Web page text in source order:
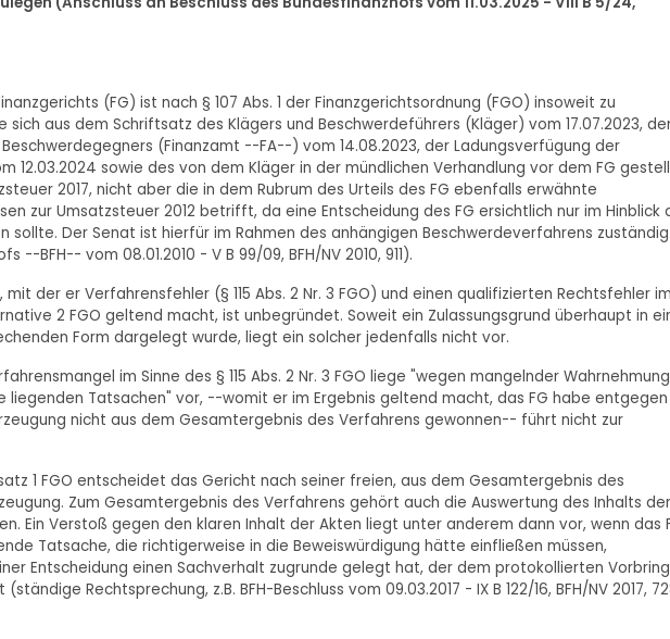
(FG) ist nach § 107 Abs. 1 der Finanzgerichtsordnung (FGO) insoweit zu
aus dem Schriftsatz des Klägers und Beschwerdeführers (Kläger) vom 17.07.2023,
(Finanzamt --FA--) vom 14.08.2023, der Ladungsverfügung der
12.03.2024 sowie des von dem Kläger in der mündlichen Verhandlung vor dem FG
2017, nicht aber die in dem Rubrum des Urteils des FG ebenfalls erwähnte
zur Umsatzsteuer 2012 betrifft, da eine Entscheidung des FG ersichtlich nur im Hinblick
sollte. Der Senat ist hierfür im Rahmen des anhängigen Beschwerdeverfahrens zuständig
--BFH-- vom 08.01.2010 - V B 99/09, BFH/NV 2010, 911).
mit der er Verfahrensfehler (§ 115 Abs. 2 Nr. 3 FGO) und einen qualifizierten Rechtsfehler im
2 FGO geltend macht, ist unbegründet. Soweit ein Zulassungsgrund überhaupt in
Form dargelegt wurde, liegt ein solcher jedenfalls nicht vor.
im Sinne des § 115 Abs. 2 Nr. 3 FGO liege "wegen mangelnder Wahrnehmung
liegenden Tatsachen" vor, --womit er im Ergebnis geltend macht, das FG habe entgegen
nicht aus dem Gesamtergebnis des Verfahrens gewonnen-- führt nicht zur
1 FGO entscheidet das Gericht nach seiner freien, aus dem Gesamtergebnis des
Zum Gesamtergebnis des Verfahrens gehört auch die Auswertung des Inhalts der
Ein Verstoß gegen den klaren Inhalt der Akten liegt unter anderem dann vor, wenn das
Tatsache, die richtigerweise in die Beweiswürdigung hätte einfließen müssen,
Entscheidung einen Sachverhalt zugrunde gelegt hat, der dem protokollierten
Rechtsprechung, z.B. BFH-Beschluss vom 09.03.2017 - IX B 122/16, BFH/NV 2017,